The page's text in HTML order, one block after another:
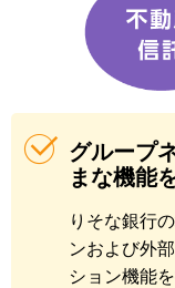
グループ
まな機能
りそな銀行
ンおよび外
ション機能